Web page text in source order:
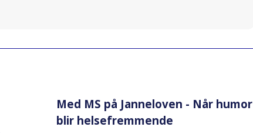
Med MS på Janneloven - Når humor
blir helsefremmende